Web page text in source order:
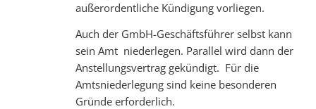
außerordentliche Kündigung vorliegen.
Auch der GmbH-Geschäftsführer selbst kann
sein Amt niederlegen. Parallel wird dann der
Anstellungsvertrag gekündigt. Für die
Amtsniederlegung sind keine besonderen
Gründe erforderlich.